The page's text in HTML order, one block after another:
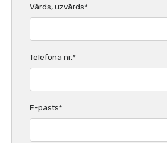
Vārds, uzvārds*
Telefona nr.*
E-pasts*